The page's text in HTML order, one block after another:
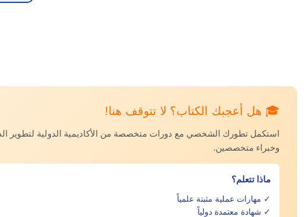
🎓 هل أعجبك الكتاب؟ لا تتوقف هنا!
استكمل تطورك الشخصي مع دورات متخصصة من الأكاديمية الدولية لتطوير
وخبراء متخصصين.
ماذا تتعلم؟
✓ مهارات عملية مثبتة علمياً
✓ شهادة معتمدة دولياً